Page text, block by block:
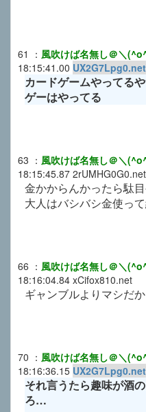
61 ： 風吹けば名無し＠＼
18:15:41.00 UX2G7Lpg0.net
カードゲームやってる
ゲーはやってる
63 ： 風吹けば名無し＠＼
18:15:45.87 2rUMHG0G0.net
金かからんかったら駄
大人はバシバシ金使っ
66 ： 風吹けば名無し＠＼
18:16:04.84 xCifox810.net
ギャンブルよりマシだ
70 ： 風吹けば名無し＠＼
18:16:36.15 UX2G7Lpg0.net
それ言うたら趣味が酒
ろ…